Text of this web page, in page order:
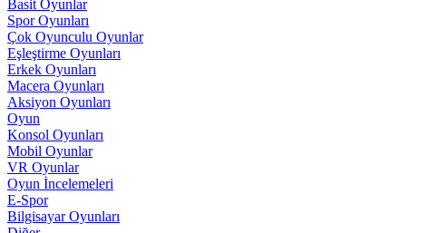
Basit Oyunlar
Spor Oyunları
Çok Oyunculu Oyunlar
Eşleştirme Oyunları
Erkek Oyunları
Macera Oyunları
Aksiyon Oyunları
Oyun
Konsol Oyunları
Mobil Oyunlar
VR Oyunlar
Oyun İncelemeleri
E-Spor
Bilgisayar Oyunları